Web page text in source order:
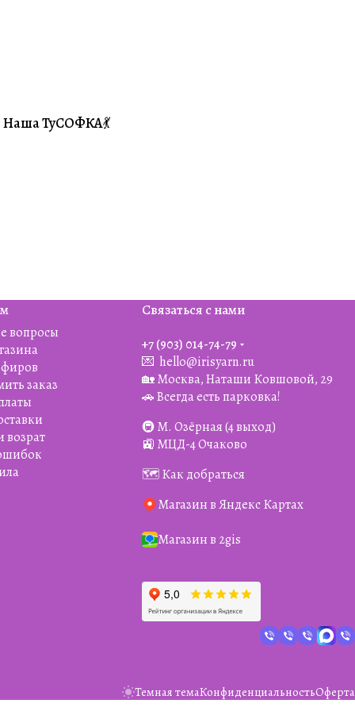
#Совместники
Наша ТуСОФКА💃
вопросы
заказ
возрат
Связаться с нами
+7 (903) 014-74-79‬
💌 hello@irisyarn.ru
🏡 Москва, Наташи Ковшовой, 29
🚗 Всегда есть парковка!
🚇 М. Озёрная (4 выход)
🚉 МЦД-4 Очаково
🗺️ Как добраться
Магазин в Яндекс Картах
Магазин в 2gis
Темная темаКонфиденциальностьОферта